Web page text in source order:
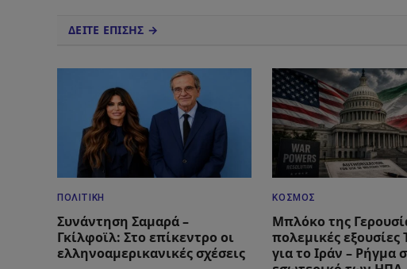
ΔΕΙΤΕ ΕΠΙΣΗΣ →
ΠΟΛΙΤΙΚΉ
Συνάντηση Σαμαρά –
Γκίλφοϊλ: Στο επίκεντρο οι
ελληνοαμερικανικές σχέσεις
ΚΌΣΜΟΣ
Μπλόκο της
πολεμικές εξουσίες
για το Ιράν – Ρήγμα